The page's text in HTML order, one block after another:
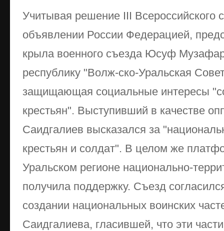
Учитывая решение III Всероссийского
объявлении России Федерацией,
крыла военного съезда Юсуф
республику "Волж-ско-Уральская
защищающая социальные интересы
крестьян". Выступивший в качестве
Саидгалиев высказался за
крестьян и солдат". В целом же
Уральском регионе национально-
получила поддержку. Съезд
создании национальных воинских
Саидгалиева, гласившей, что эти